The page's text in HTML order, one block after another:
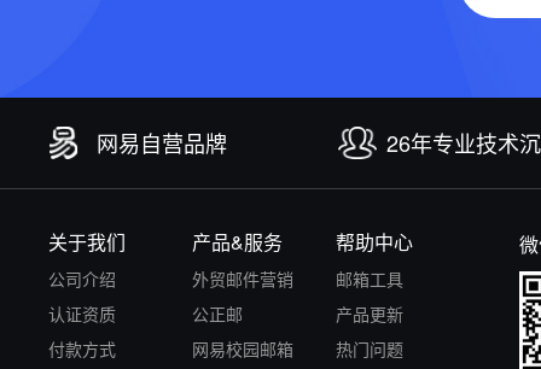
网易自营品牌 26年专业技术
关于我们
公司介绍
认证资质
付款方式
产品&服务
外贸邮件营销
公正邮
网易校园邮箱
帮助中心
邮箱工具
产品更新
热门问题